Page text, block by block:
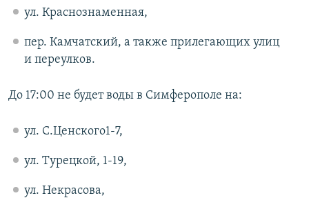
ул. Краснознаменная,
пер. Камчатский, а также прилегающих улиц
и переулков.
До 17:00 не будет воды в Симферополе на:
ул. С.Ценского1-7,
ул. Турецкой, 1-19,
ул. Некрасова,